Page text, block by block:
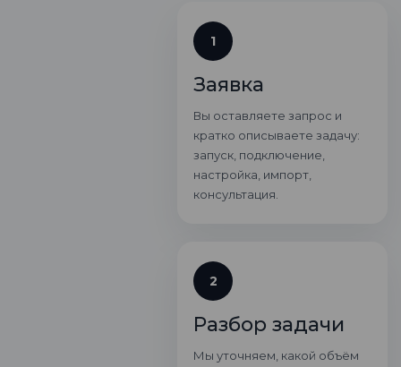
1
Заявка
Вы оставляете запрос и
кратко описываете задачу:
запуск, подключение,
настройка, импорт,
консультация.
2
Разбор задачи
Мы уточняем, какой объём